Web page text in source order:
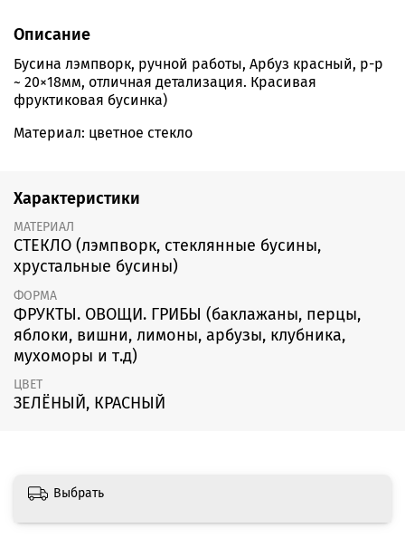
Описание
Бусина лэмпворк, ручной работы, Арбуз красный, р-р
~ 20×18мм, отличная детализация. Красивая
фруктиковая бусинка)
Материал: цветное стекло
Характеристики
МАТЕРИАЛ
СТЕКЛО (лэмпворк, стеклянные бусины,
хрустальные бусины)
ФОРМА
ФРУКТЫ. ОВОЩИ. ГРИБЫ (баклажаны, перцы,
яблоки, вишни, лимоны, арбузы, клубника,
мухоморы и т.д)
ЦВЕТ
ЗЕЛЁНЫЙ, КРАСНЫЙ
Выбрать